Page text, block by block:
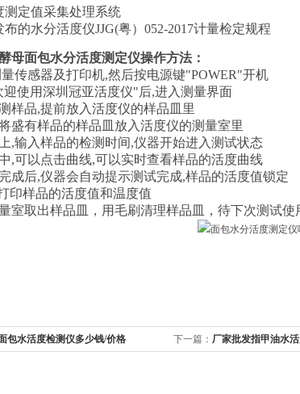
测定值采集处理系统
布的水分活度仪JJG(粤） 052-2017计量检定规程
母面包水分活度测定仪操作方法：
传感器及打印机,然后按电源键"POWER"开机
迎使用深圳冠亚活度仪"后,进入测量界面
样品,提前放入活度仪的样品皿里
盛有样品的样品皿放入活度仪的测量室里
,输入样品的检测时间,仪器开始进入测试状态
,可以点击曲线,可以实时查看样品的活度曲线
成后,仪器会自动提示测试完成,样品的活度值锁定
印样品的活度值和温度值
室取出样品皿，用毛刷清理样品皿，待下次测试使
包水活度检测仪多少钱/价格 下一篇： 厂家批发指甲油水